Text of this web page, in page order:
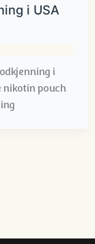
i USA
i
nikotin pouch